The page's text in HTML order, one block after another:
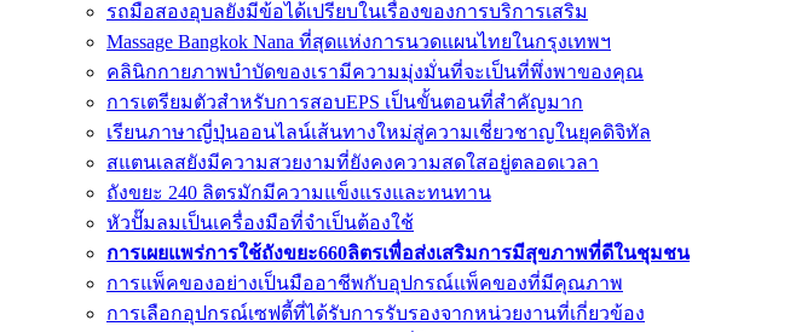
รถมือสองอุบลยังมีข้อได้เปรียบในเรื่องของการบริการเสริม
Massage Bangkok Nana ที่สุดแห่งการนวดแผนไทยในกรุงเทพฯ
คลินิกกายภาพบำบัดของเรามีความมุ่งมั่นที่จะเป็นที่พึ่งพาของคุณ
การเตรียมตัวสำหรับการสอบEPS เป็นขั้นตอนที่สำคัญมาก
เรียนภาษาญี่ปุ่นออนไลน์เส้นทางใหม่สู่ความเชี่ยวชาญในยุคดิจิทัล
สแตนเลสยังมีความสวยงามที่ยังคงความสดใสอยู่ตลอดเวลา
ถังขยะ 240 ลิตรมักมีความแข็งแรงและทนทาน
หัวปั๊มลมเป็นเครื่องมือที่จำเป็นต้องใช้
การเผยแพร่การใช้ถังขยะ660ลิตรเพื่อส่งเสริมการมีสุขภาพที่ดีในชุมชน
การแพ็คของอย่างเป็นมืออาชีพกับอุปกรณ์แพ็คของที่มีคุณภาพ
การเลือกอุปกรณ์เซฟตี้ที่ได้รับการรับรองจากหน่วยงานที่เกี่ยวข้อง